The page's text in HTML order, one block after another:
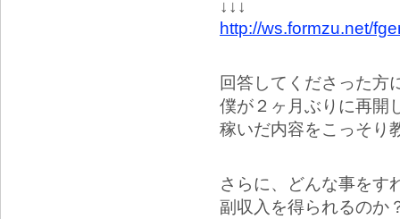
↓↓↓
http://ws.formzu.net/
回答してくださった方
僕が２ヶ月ぶりに再開
稼いだ内容をこっそり
さらに、どんな事をす
副収入を得られるのか